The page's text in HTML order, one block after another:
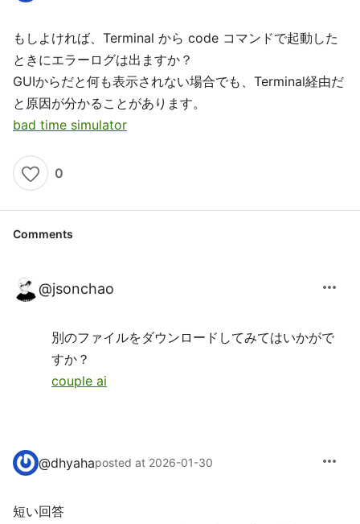
もしよければ、Terminal から code コマンドで起動した
ときにエラーログは出ますか？
GUIからだと何も表示されない場合でも、Terminal経由だ
と原因が分かることがあります。
bad time simulator
0
Comments
@jsonchao more_horiz
別のファイルをダウンロードしてみてはいかがで
すか？
couple ai
@dhyahaposted at 2026-01-30 more_horiz
短い回答